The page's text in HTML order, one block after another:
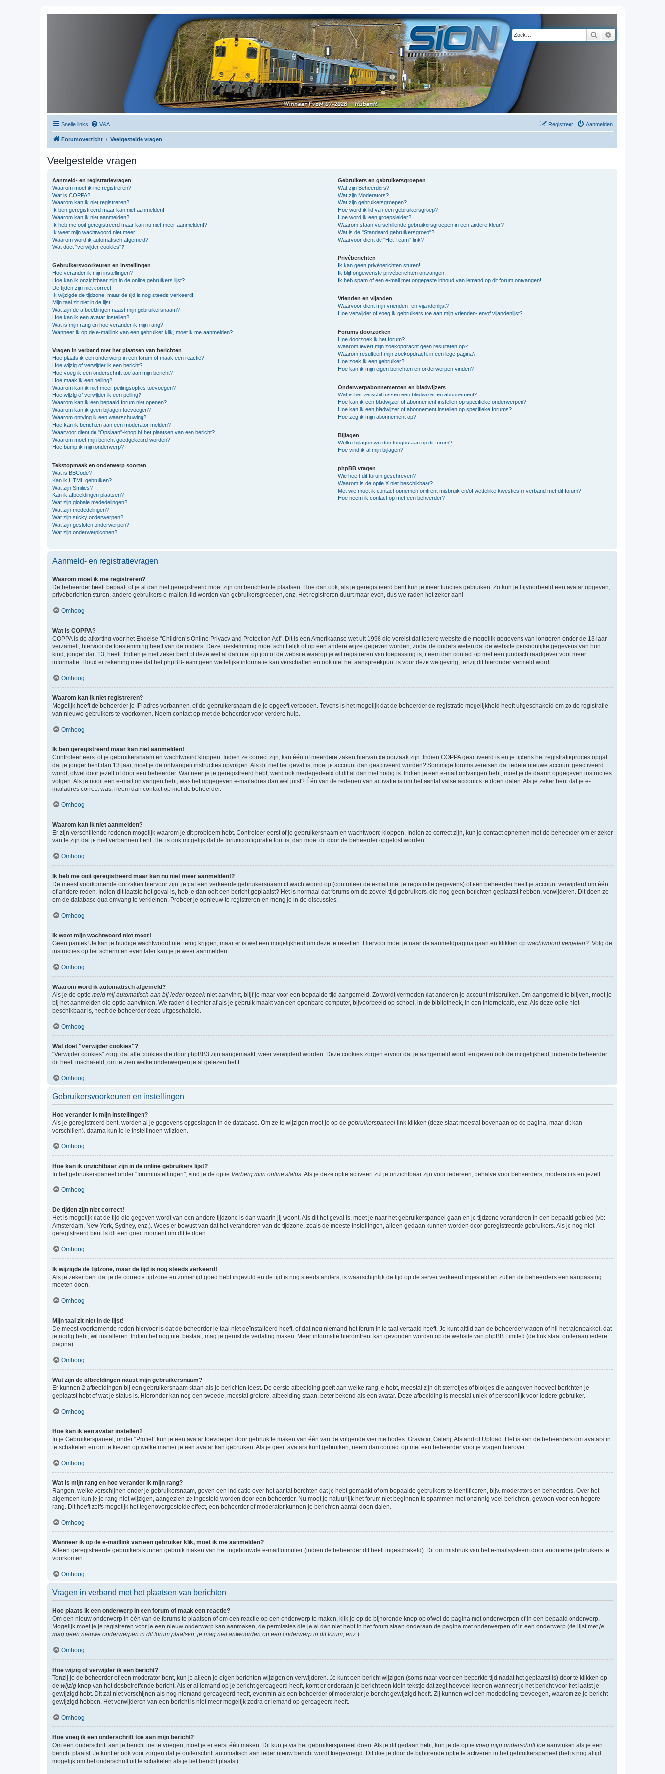
Zoek
Snelle links V&A Aanmelden
Registreer
Forumoverzicht Veelgestelde vragen
Veelgestelde vragen
Aanmeld- en registratievragen
Waarom moet ik me registreren?
Wat is COPPA?
Waarom kan ik niet registreren?
Ik ben geregistreerd maar kan niet aanmelden!
Waarom kan ik niet aanmelden?
Ik heb me ooit geregistreerd maar kan nu niet meer aanmelden!?
Ik weet mijn wachtwoord niet meer!
Waarom word ik automatisch afgemeld?
Wat doet "verwijder cookies"?
Gebruikersvoorkeuren en instellingen
Hoe verander ik mijn instellingen?
Hoe kan ik onzichtbaar zijn in de online gebruikers lijst?
De tijden zijn niet correct!
Ik wijzigde de tijdzone, maar de tijd is nog steeds verkeerd!
Mijn taal zit niet in de lijst!
Wat zijn de afbeeldingen naast mijn gebruikersnaam?
Hoe kan ik een avatar instellen?
Wat is mijn rang en hoe verander ik mijn rang?
Wanneer ik op de e-maillink van een gebruiker klik, moet ik me aanmelden?
Vragen in verband met het plaatsen van berichten
Hoe plaats ik een onderwerp in een forum of maak een reactie?
Hoe wijzig of verwijder ik een bericht?
Hoe voeg ik een onderschrift toe aan mijn bericht?
Hoe maak ik een peiling?
Waarom kan ik niet meer peilingsopties toevoegen?
Hoe wijzig of verwijder ik een peiling?
Waarom kan ik een bepaald forum niet openen?
Waarom kan ik geen bijlagen toevoegen?
Waarom ontving ik een waarschuwing?
Hoe kan ik berichten aan een moderator melden?
Waarvoor dient de "Opslaan"-knop bij het plaatsen van een bericht?
Waarom moet mijn bericht goedgekeurd worden?
Hoe bump ik mijn onderwerp?
Tekstopmaak en onderwerp soorten
Wat is BBCode?
Kan ik HTML gebruiken?
Wat zijn Smilies?
Kan ik afbeeldingen plaatsen?
Wat zijn globale mededelingen?
Wat zijn mededelingen?
Wat zijn sticky onderwerpen?
Wat zijn gesloten onderwerpen?
Wat zijn onderwerpiconen?
Gebruikers en gebruikersgroepen
Wat zijn Beheerders?
Wat zijn Moderators?
Wat zijn gebruikersgroepen?
Hoe word ik lid van een gebruikersgroep?
Hoe word ik een groepsleider?
Waarom staan verschillende gebruikersgroepen in een andere kleur?
Wat is de "Standaard gebruikersgroep"?
Waarvoor dient de "Het Team"-link?
Privéberichten
Ik kan geen privéberichten sturen!
Ik blijf ongewenste privéberichten ontvangen!
Ik heb spam of een e-mail met ongepaste inhoud van iemand op dit forum ontvangen!
Vrienden en vijanden
Waarvoor dient mijn vrienden- en vijandenlijst?
Hoe verwijder of voeg ik gebruikers toe aan mijn vrienden- en/of vijandenlijst?
Forums doorzoeken
Hoe doorzoek ik het forum?
Waarom levert mijn zoekopdracht geen resultaten op?
Waarom resulteert mijn zoekopdracht in een lege pagina?
Hoe zoek ik een gebruiker?
Hoe kan ik mijn eigen berichten en onderwerpen vinden?
Onderwerpabonnementen en bladwijzers
Wat is het verschil tussen een bladwijzer en abonnement?
Hoe kan ik een bladwijzer of abonnement instellen op specifieke onderwerpen?
Hoe kan ik een bladwijzer of abonnement instellen op specifieke forums?
Hoe zeg ik mijn abonnement op?
Bijlagen
Welke bijlagen worden toegestaan op dit forum?
Hoe vind ik al mijn bijlagen?
phpBB vragen
Wie heeft dit forum geschreven?
Waarom is de optie X niet beschikbaar?
Met wie moet ik contact opnemen omtrent misbruik en/of wettelijke kwesties in verband met dit forum?
Hoe neem ik contact op met een beheerder?
Aanmeld- en registratievragen
Waarom moet ik me registreren?
De beheerder heeft bepaalt of je al dan niet geregistreerd moet zijn om berichten te plaatsen. Hoe dan ook, als je geregistreerd bent kun je meer functies gebruiken. Zo kun je bijvoorbeeld een avatar opgeven,
privéberichten sturen, andere gebruikers e-mailen, lid worden van gebruikersgroepen, enz. Het registreren duurt maar even, dus we raden het zeker aan!
Omhoog
Wat is COPPA?
COPPA is de afkorting voor het Engelse "Children’s Online Privacy and Protection Act". Dit is een Amerikaanse wet uit 1998 die vereist dat iedere website die mogelijk gegevens van jongeren onder de 13 jaar
verzamelt, hiervoor de toestemming heeft van de ouders. Deze toestemming moet schriftelijk of op een andere wijze gegeven worden, zodat de ouders weten dat de website persoonlijke gegevens van hun
kind, jonger dan 13, heeft. Indien je niet zeker bent of deze wet al dan niet op jou of de website waarop je wil registreren van toepassing is, neem dan contact op met een juridisch raadgever voor meer
informatie. Houd er rekening mee dat het phpBB-team geen wettelijke informatie kan verschaffen en ook niet het aanspreekpunt is voor deze wetgeving, tenzij dit hieronder vermeld wordt.
Omhoog
Waarom kan ik niet registreren?
Mogelijk heeft de beheerder je IP-adres verbannen, of de gebruikersnaam die je opgeeft verboden. Tevens is het mogelijk dat de beheerder de registratie mogelijkheid heeft uitgeschakeld om zo de registratie
van nieuwe gebruikers te voorkomen. Neem contact op met de beheerder voor verdere hulp.
Omhoog
Ik ben geregistreerd maar kan niet aanmelden!
Controleer eerst of je gebruikersnaam en wachtwoord kloppen. Indien ze correct zijn, kan één of meerdere zaken hiervan de oorzaak zijn. Indien COPPA geactiveerd is en je tijdens het registratieproces opgaf
dat je jonger bent dan 13 jaar, moet je de ontvangen instructies opvolgen. Als dit niet het geval is, moet je account dan geactiveerd worden? Sommige forums vereisen dat iedere nieuwe account geactiveerd
wordt, ofwel door jezelf of door een beheerder. Wanneer je je geregistreerd hebt, werd ook medegedeeld of dit al dan niet nodig is. Indien je een e-mail ontvangen hebt, moet je de daarin opgegeven instructies
volgen. Als je nooit een e-mail ontvangen hebt, was het opgegeven e-mailadres dan wel juist? Één van de redenen van activatie is om het aantal valse accounts te doen dalen. Als je zeker bent dat je e-
mailadres correct was, neem dan contact op met de beheerder.
Omhoog
Waarom kan ik niet aanmelden?
Er zijn verschillende redenen mogelijk waarom je dit probleem hebt. Controleer eerst of je gebruikersnaam en wachtwoord kloppen. Indien ze correct zijn, kun je contact opnemen met de beheerder om er zeker
van te zijn dat je niet verbannen bent. Het is ook mogelijk dat de forumconfiguratie fout is, dan moet dit door de beheerder opgelost worden.
Omhoog
Ik heb me ooit geregistreerd maar kan nu niet meer aanmelden!?
De meest voorkomende oorzaken hiervoor zijn: je gaf een verkeerde gebruikersnaam of wachtwoord op (controleer de e-mail met je registratie gegevens) of een beheerder heeft je account verwijderd om één
of andere reden. Indien dit laatste het geval is, heb je dan ooit een bericht geplaatst? Het is normaal dat forums om de zoveel tijd gebruikers, die nog geen berichten geplaatst hebben, verwijderen. Dit doen ze
om de database qua omvang te verkleinen. Probeer je opnieuw te registreren en meng je in de discussies.
Omhoog
Ik weet mijn wachtwoord niet meer!
Geen paniek! Je kan je huidige wachtwoord niet terug krijgen, maar er is wel een mogelijkheid om deze te resetten. Hiervoor moet je naar de aanmeldpagina gaan en klikken op wachtwoord vergeten?. Volg de
instructies op het scherm en even later kan je je weer aanmelden.
Omhoog
Waarom word ik automatisch afgemeld?
Als je de optie meld mij automatisch aan bij ieder bezoekniet aanvinkt, blijf je maar voor een bepaalde tijd aangemeld. Zo wordt vermeden dat anderen je account misbruiken. Om aangemeld te blijven, moet je
bij het aanmelden die optie aanvinken. We raden dit echter af als je gebruik maakt van een openbare computer, bijvoorbeeld op school, in de bibliotheek, in een internetcafé, enz. Als deze optie niet
beschikbaar is, heeft de beheerder deze uitgeschakeld.
Omhoog
Wat doet "verwijder cookies"?
"Verwijder cookies" zorgt dat alle cookies die door phpBB3 zijn aangemaakt, weer verwijderd worden. Deze cookies zorgen ervoor dat je aangemeld wordt en geven ook de mogelijkheid, indien de beheerder
dit heeft inschakeld, om te zien welke onderwerpen je al gelezen hebt.
Omhoog
Gebruikersvoorkeuren en instellingen
Hoe verander ik mijn instellingen?
Als je geregistreerd bent, worden al je gegevens opgeslagen in de database. Om ze te wijzigen moet je op de gebruikerspaneel link klikken (deze staat meestal bovenaan op de pagina, maar dit kan
verschillen), daarna kun je je instellingen wijzigen.
Omhoog
Hoe kan ik onzichtbaar zijn in de online gebruikers lijst?
In het gebruikerspaneel onder "foruminstellingen", vind je de optie Verberg mijn online status. Als je deze optie activeert zul je onzichtbaar zijn voor iedereen, behalve voor beheerders, moderators en jezelf.
Omhoog
De tijden zijn niet correct!
Het is mogelijk dat de tijd die gegeven wordt van een andere tijdzone is dan waarin jij woont. Als dit het geval is, moet je naar het gebruikerspaneel gaan en je tijdzone veranderen in een bepaald gebied (vb:
Amsterdam, New York, Sydney, enz.). Wees er bewust van dat het veranderen van de tijdzone, zoals de meeste instellingen, alleen gedaan kunnen worden door geregistreerde gebruikers. Als je nog niet
geregistreerd bent is dit een goed moment om dit te doen.
Omhoog
Ik wijzigde de tijdzone, maar de tijd is nog steeds verkeerd!
Als je zeker bent dat je de correcte tijdzone en zomertijd goed hebt ingevuld en de tijd is nog steeds anders, is waarschijnlijk de tijd op de server verkeerd ingesteld en zullen de beheerders een aanpassing
moeten doen.
Omhoog
Mijn taal zit niet in de lijst!
De meest voorkomende reden hiervoor is dat de beheerder je taal niet geïnstalleerd heeft, of dat nog niemand het forum in je taal vertaald heeft. Je kunt altijd aan de beheerder vragen of hij het talenpakket, dat
je nodig hebt, wil installeren. Indien het nog niet bestaat, mag je gerust de vertaling maken. Meer informatie hieromtrent kan gevonden worden op de website van phpBB Limited (de link staat onderaan iedere
pagina).
Omhoog
Wat zijn de afbeeldingen naast mijn gebruikersnaam?
Er kunnen 2 afbeeldingen bij een gebruikersnaam staan als je berichten leest. De eerste afbeelding geeft aan welke rang je hebt, meestal zijn dit sterretjes of blokjes die aangeven hoeveel berichten je
geplaatst hebt of wat je status is. Hieronder kan nog een tweede, meestal grotere, afbeelding staan, beter bekend als een avatar. Deze afbeelding is meestal uniek of persoonlijk voor iedere gebruiker.
Omhoog
Hoe kan ik een avatar instellen?
In je Gebruikerspaneel, onder “Profiel” kun je een avatar toevoegen door gebruik te maken van één van de volgende vier methodes: Gravatar, Galerij, Afstand of Upload. Het is aan de beheerders om avatars in
te schakelen en om te kiezen op welke manier je een avatar kan gebruiken. Als je geen avatars kunt gebruiken, neem dan contact op met een beheerder voor je vragen hierover.
Omhoog
Wat is mijn rang en hoe verander ik mijn rang?
Rangen, welke verschijnen onder je gebruikersnaam, geven een indicatie over het aantal berchten dat je hebt gemaakt of om bepaalde gebruikers te identificeren, bijv. moderators en beheerders. Over het
algemeen kun je je rang niet wijzigen, aangezien ze ingesteld worden door een beheerder. Nu moet je natuurlijk het forum niet beginnen te spammen met onzinnig veel berichten, gewoon voor een hogere
rang. Dit heeft zelfs mogelijk het tegenovergestelde effect, een beheerder of moderator kunnen je berichten aantal doen dalen.
Omhoog
Wanneer ik op de e-maillink van een gebruiker klik, moet ik me aanmelden?
Alleen geregistreerde gebruikers kunnen gebruik maken van het ingebouwde e-mailformulier (indien de beheerder dit heeft ingeschakeld). Dit om misbruik van het e-mailsysteem door anonieme gebruikers te
voorkomen.
Omhoog
Vragen in verband met het plaatsen van berichten
Hoe plaats ik een onderwerp in een forum of maak een reactie?
Om een nieuw onderwerp in één van de forums te plaatsen of om een reactie op een onderwerp te maken, klik je op de bijhorende knop op ofwel de pagina met onderwerpen of in een bepaald onderwerp.
Mogelijk moet je je registreren voor je een nieuw onderwerp kan aanmaken, de permissies die je al dan niet hebt in het forum staan onderaan de pagina met onderwerpen of in een onderwerp (de lijst metje
mag geen nieuwe onderwerpen in dit forum plaatsen, je mag niet antwoorden op een onderwerp in dit forum, enz.).
Omhoog
Hoe wijzig of verwijder ik een bericht?
Tenzij je de beheerder of een moderator bent, kun je alleen je eigen berichten wijzigen en verwijderen. Je kunt een bericht wijzigen (soms maar voor een beperkte tijd nadat het geplaatst is) door te klikken op
de wijzig knop van het desbetreffende bericht. Als er al iemand op je bericht gereageerd heeft, komt er onderaan je bericht een klein tekstje dat zegt hoeveel keer en wanneer je het bericht voor het laatst je
gewijzigd hebt. Dit zal niet verschijnen als nog niemand gereageerd heeft, evenmin als een beheerder of moderator je bericht gewijzigd heeft. Zij kunnen wel een mededeling toevoegen, waarom ze je bericht
gewijzigd hebben. Het verwijderen van een bericht is niet meer mogelijk zodra er iemand op gereageerd heeft.
Omhoog
Hoe voeg ik een onderschrift toe aan mijn bericht?
Om een onderschrift aan je bericht toe te voegen, moet je er eerst één maken. Dit kun je via het gebruikerspaneel doen. Als je dit gedaan hebt, kun je de optie voeg mijn onderschrift toe aanvinken als je een
bericht plaatst. Je kunt er ook voor zorgen dat je onderschrift automatisch aan ieder nieuw bericht wordt toegevoegd. Dit doe je door de bijhorende optie te activeren in het gebruikerspaneel (het is nog altijd
mogelijk om het onderschrift uit te schakelen als je het bericht plaatst).